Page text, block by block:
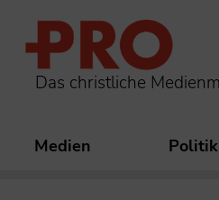
Das christliche
Medien Politik